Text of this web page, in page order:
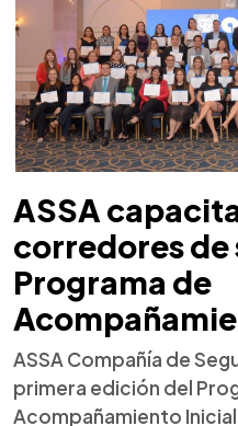
ASSA
corredores de
Programa de
ASSA Compañía de
primera edición del
Acompañamiento Inicial